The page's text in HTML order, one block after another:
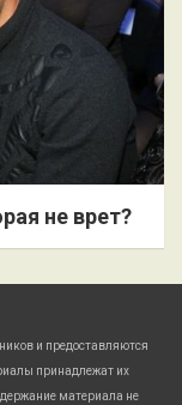
не врет?
и предоставляются
принадлежат их
материала не